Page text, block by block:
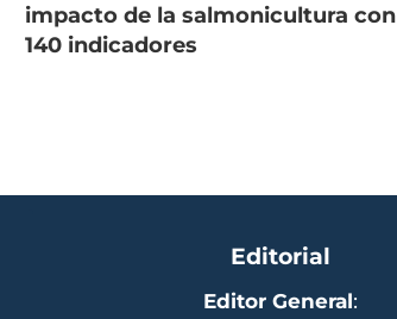
impacto de la salmonicultura con
140 indicadores
Editorial
Editor General: